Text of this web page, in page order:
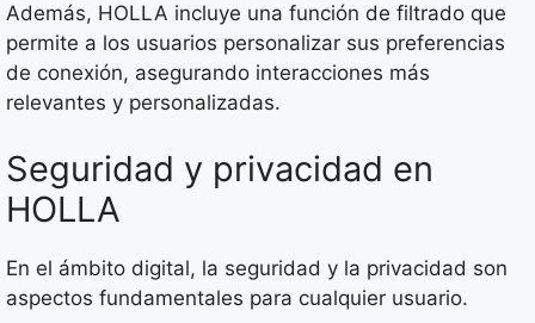
Además, HOLLA incluye una función de filtrado que
permite a los usuarios personalizar sus preferencias
de conexión, asegurando interacciones más
relevantes y personalizadas.
Seguridad y privacidad en
HOLLA
En el ámbito digital, la seguridad y la privacidad son
aspectos fundamentales para cualquier usuario.